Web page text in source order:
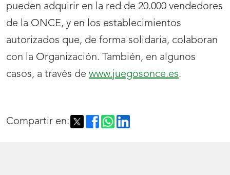
pueden adquirir en la red de 20.000 vendedores
de la ONCE, y en los establecimientos
autorizados que, de forma solidaria, colaboran
con la Organización. También, en algunos
casos, a través de www.juegosonce.es.
Compartir en: